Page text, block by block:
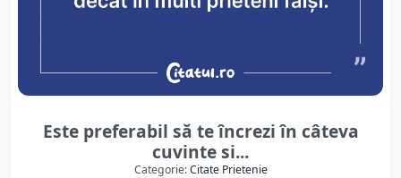
Este preferabil să te încrezi în câteva
cuvinte si...
Categorie:Citate Prietenie